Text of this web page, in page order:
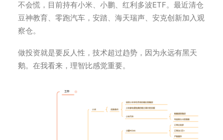
不会慌，目前持有小米、小鹏、红利多波ETF。最近清仓
豆神教育、零跑汽车，安踏、海天瑞声、安克创新加入观
察仓。
做投资就是要反人性，技术超过趋势，因为永远有黑天
鹅。在我看来，理智比感觉重要。